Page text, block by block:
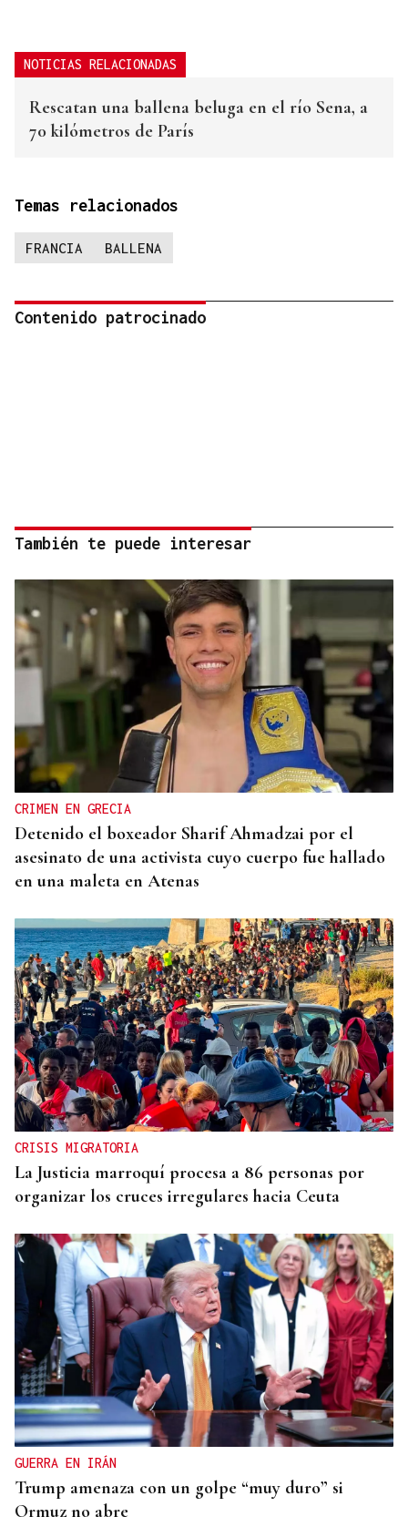
NOTICIAS RELACIONADAS
Rescatan una ballena beluga en el río Sena, a
70 kilómetros de París
Temas relacionados
FRANCIA BALLENA
Contenido patrocinado
También te puede interesar
CRIMEN EN GRECIA
Detenido el boxeador Sharif Ahmadzai por el
asesinato de una activista cuyo cuerpo fue hallado
en una maleta en Atenas
CRISIS MIGRATORIA
La Justicia marroquí procesa a 86 personas por
organizar los cruces irregulares hacia Ceuta
GUERRA EN IRÁN
Trump amenaza con un golpe “muy duro” si
Ormuz no abre